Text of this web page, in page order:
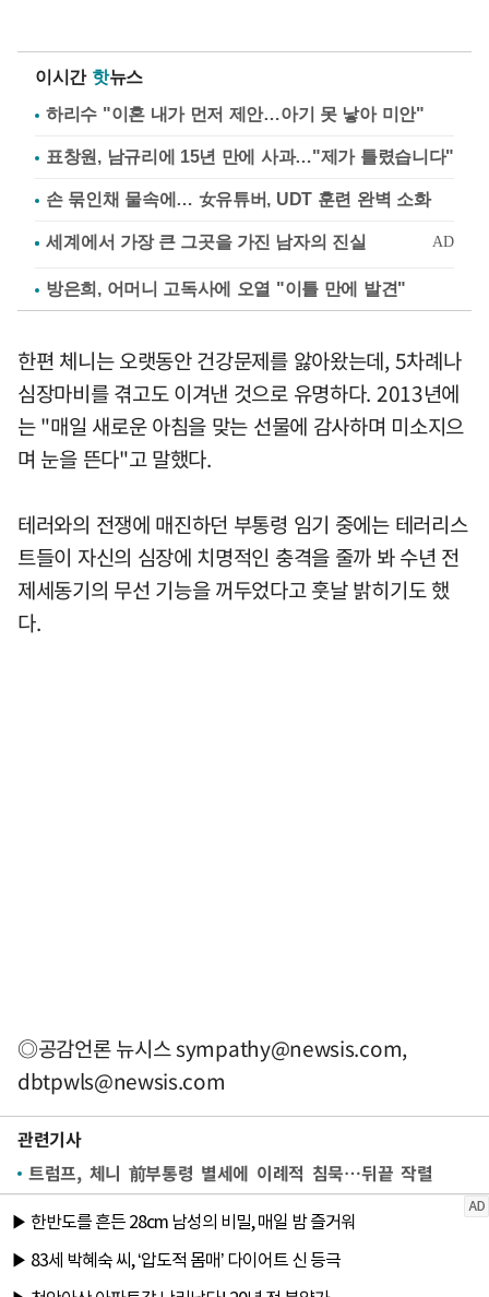
이시간 핫뉴스
하리수 "이혼 내가 먼저 제안…아기 못 낳아 미안"
표창원, 남규리에 15년 만에 사과…"제가 틀렸습니다"
손 묶인채 물속에… 女유튜버, UDT 훈련 완벽 소화
방은희, 어머니 고독사에 오열 "이틀 만에 발견"
한편 체니는 오랫동안 건강문제를 앓아왔는데, 5차례나
심장마비를 겪고도 이겨낸 것으로 유명하다. 2013년에
는 "매일 새로운 아침을 맞는 선물에 감사하며 미소지으
며 눈을 뜬다"고 말했다.
테러와의 전쟁에 매진하던 부통령 임기 중에는 테러리스
트들이 자신의 심장에 치명적인 충격을 줄까 봐 수년 전
제세동기의 무선 기능을 꺼두었다고 훗날 밝히기도 했
다.
◎공감언론 뉴시스sympathy@newsis.com,
dbtpwls@newsis.com
관련기사
트럼프, 체니 前부통령 별세에 이례적 침묵…뒤끝 작렬